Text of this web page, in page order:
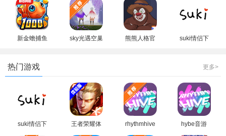
汉化版
新金蟾捕鱼
sky光遇空巢
熊熊人格官
suki情侣下
热门游戏 更多>
suki情侣下
载最新版本
王者荣耀体
验服最新版
rhythmhive
最新版下载
hybe音游
Rhythm